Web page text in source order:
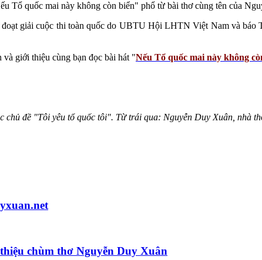
Tổ quốc mai này không còn biển" phổ từ bài thơ cùng tên của
giải cuộc thi toàn quốc do UBTU Hội LHTN Việt Nam và báo
giới thiệu cùng bạn đọc bài hát "Nếu Tổ quốc mai này không
chủ đề "Tôi yêu tổ quốc tôi". Từ trái qua: Nguyễn Duy Xuân, nhà
chùm thơ Nguyễn Duy Xuân